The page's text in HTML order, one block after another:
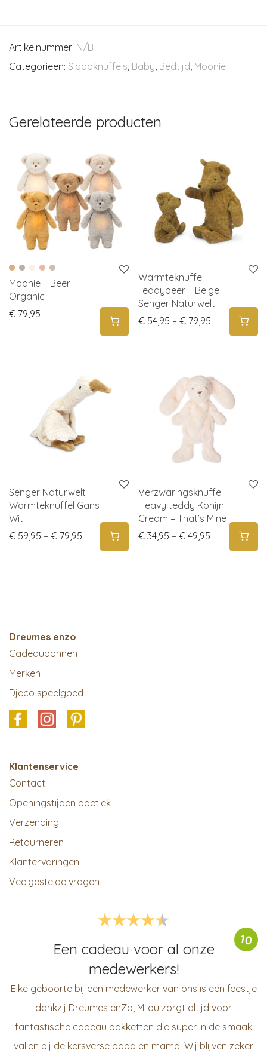
Artikelnummer: N/B
Categorieën: Slaapknuffels, Baby, Bedtijd, Moonie
Gerelateerde producten
Moonie – Beer –
Organic
€ 79,95
Warmteknuffel
Teddybeer – Beige –
Senger Naturwelt
€ 54,95 – € 79,95 Price
Senger Naturwelt –
Warmteknuffel Gans –
Wit
€ 59,95 – € 79,95 Price range: € 59,95 through € 79,95
Verzwaringsknuffel –
Heavy teddy Konijn –
Cream – That’s Mine
€ 34,95 – € 49,95 Price
Dreumes enzo
Cadeaubonnen
Merken
Djeco speelgoed
Klantenservice
Contact
Openingstijden boetiek
Verzending
Retourneren
Klantervaringen
Veelgestelde vragen
10
Een cadeau voor al onze
medewerkers!
Elke geboorte bij een medewerker van ons is een feestje
dankzij Dreumes enZo, Milou zorgt altijd voor
fantastische cadeau pakketten die super in de smaak
vallen bij de kersverse papa en mama! Wij blijven zeker